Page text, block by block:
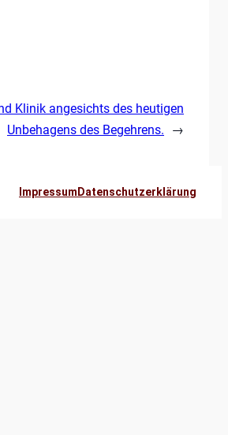
Klinik angesichts des heutigen
Unbehagens des Begehrens.
→
Impressum Datenschutzerklärung